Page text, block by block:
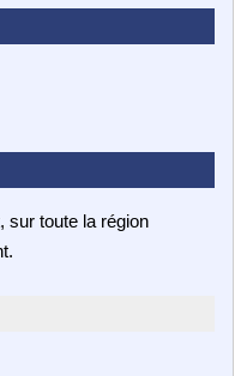
sur toute la région